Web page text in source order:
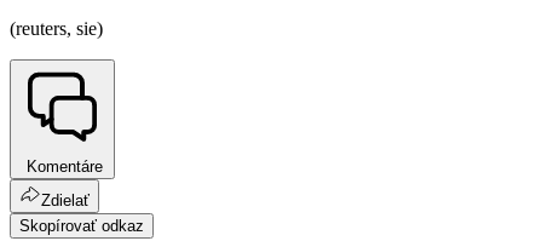
(reuters, sie)
Komentáre
Zdielať
Skopírovať odkaz